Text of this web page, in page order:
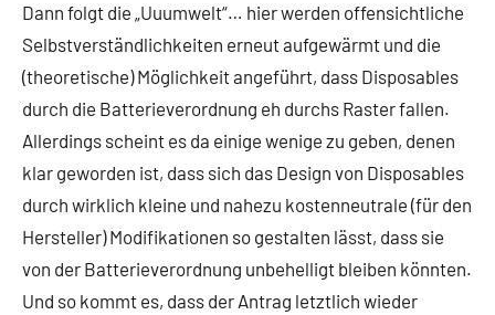
Dann folgt die „Uuumwelt“… hier werden offensichtliche
Selbstverständlichkeiten erneut aufgewärmt und die
(theoretische) Möglichkeit angeführt, dass Disposables
durch die Batterieverordnung eh durchs Raster fallen.
Allerdings scheint es da einige wenige zu geben, denen
klar geworden ist, dass sich das Design von Disposables
durch wirklich kleine und nahezu kostenneutrale (für den
Hersteller) Modifikationen so gestalten lässt, dass sie
von der Batterieverordnung unbehelligt bleiben könnten.
Und so kommt es, dass der Antrag letztlich wieder